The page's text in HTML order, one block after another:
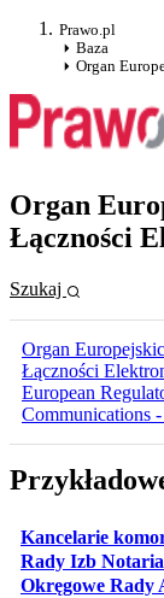
Prawo.pl
Baza
Organ
Organ
Łączności
Szukaj
Organ
Łączności
European
Communications
Kancelarie
Rady Izb
Okręgowe Rady